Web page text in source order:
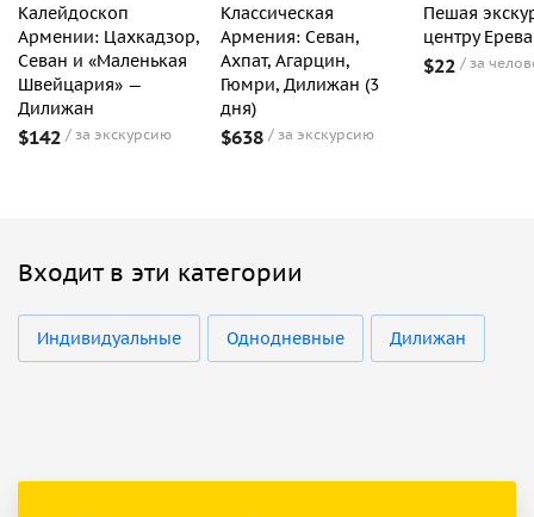
Калейдоскоп
Армении: Цахкадзор,
Севан и «Маленькая
Швейцария» —
Дилижан
$142 за экскурсию
Классическая
Армения: Севан,
Ахпат, Агарцин,
Гюмри, Дилижан (3
дня)
$638 за экскурсию
Пешая
центру
$22 за
Входит в эти категории
Индивидуальные Однодневные Дилижан